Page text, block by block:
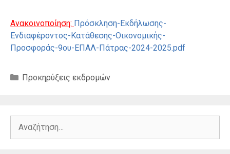
Ανακοινοποίηση: Πρόσκληση-Εκδήλωσης-
Ενδιαφέροντος-Κατάθεσης-Οικονομικής-
Προσφοράς-9ου-ΕΠΑΛ-Πάτρας-2024-2025.pdf
Κατηγορίες
Προκηρύξεις εκδρομών
Αναζήτηση